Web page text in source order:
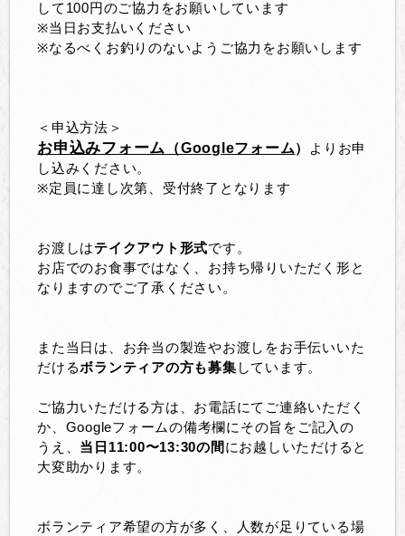
して 100円のご協力をお願いしています
※当日お支払いください
※なるべくお釣りのないようご協力をお願いします
＜申込方法＞
お申込みフォーム （Googleフォーム）
よりお申
し込みください。
※定員に達し次第、受付終了となります
お渡しはテイクアウト形式です。
お店でのお食事ではなく、お持ち帰りいただく形と
なりますのでご了承ください。
また当日は、お弁当の製造やお渡しをお手伝いいた
だけるボランティアの方も募集 しています。
ご協力いただける方は、お電話にてご連絡いただく
か、 Googleフォームの備考欄にその旨をご記入の
うえ、 当日 11:00〜13:30の間 にお越しいただけると
大変助かります。
ボランティア希望の方が多く、人数が足りている場